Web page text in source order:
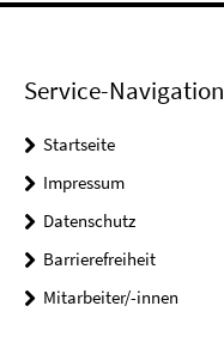
Service-Navigation
Startseite
Impressum
Datenschutz
Barrierefreiheit
Mitarbeiter/-innen